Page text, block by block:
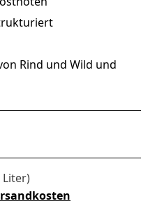
Rind und Wild und
Liter)